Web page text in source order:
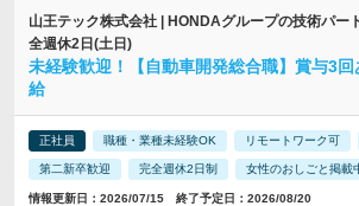
山王テック株式会社 | HONDAグループの技術パ
全週休2日(土日)
未経験歓迎！【自動車開発総合職】賞与3
給
正社員 職種・業種未経験OK リモートワーク可
第二新卒歓迎 完全週休2日制 女性のおしごと掲載
情報更新日：2026/07/15 終了予定日：2026/08/20